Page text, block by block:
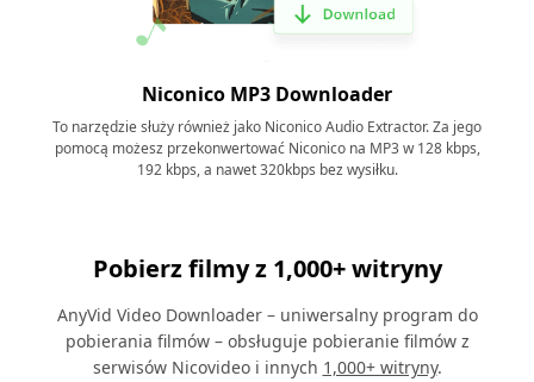
Niconico MP3 Downloader
To narzędzie służy również jako Niconico Audio Extractor. Za jego
pomocą możesz przekonwertować Niconico na MP3 w 128 kbps,
192 kbps, a nawet 320kbps bez wysiłku.
Pobierz filmy z 1,000+ witryny
AnyVid Video Downloader – uniwersalny program do
pobierania filmów – obsługuje pobieranie filmów z
serwisów Nicovideo i innych 1,000+ witryny.